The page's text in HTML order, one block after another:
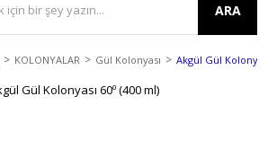
ARA
KOLONYALAR Gül Kolonyası Akgül Gül